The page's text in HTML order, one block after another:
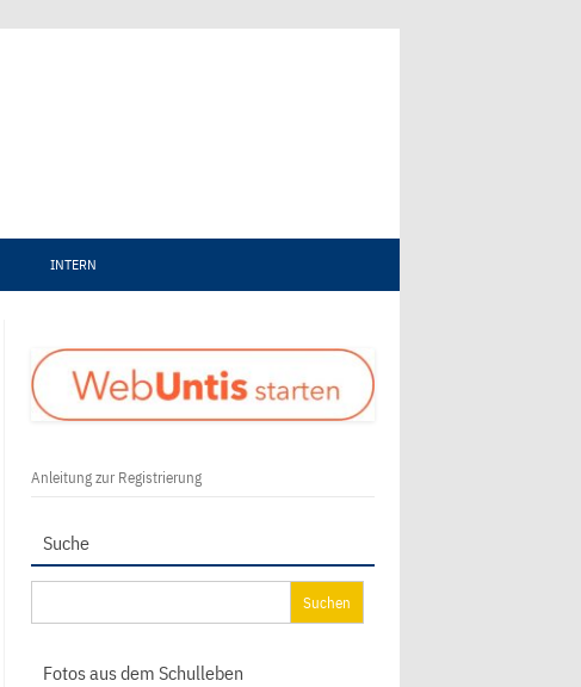
INTERN
Anleitung zur Registrierung
Suche
nach:
Fotos aus dem Schulleben